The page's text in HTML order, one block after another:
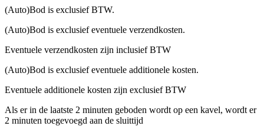
(Auto)Bod is exclusief BTW.
(Auto)Bod is exclusief eventuele verzendkosten.
Eventuele verzendkosten zijn inclusief BTW
(Auto)Bod is exclusief eventuele additionele kosten.
Eventuele additionele kosten zijn exclusief BTW
Als er in de laatste 2 minuten geboden wordt op een kavel, wordt er
2 minuten toegevoegd aan de sluittijd